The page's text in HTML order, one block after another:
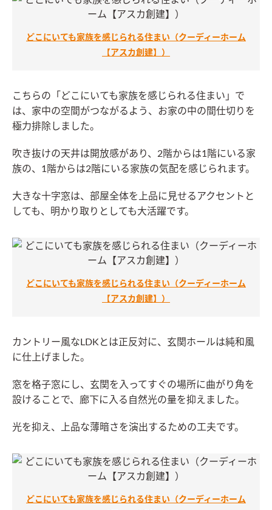
どこにいても家族を感じられる住まい（クーディーホーム
【アスカ創建】）
こちらの「どこにいても家族を感じられる住まい」で
は、家中の空間がつながるよう、お家の中の間仕切りを
極力排除しました。
吹き抜けの天井は開放感があり、2階からは1階にいる家
族の、1階からは2階にいる家族の気配を感じられます。
大きな十字窓は、部屋全体を上品に見せるアクセントと
しても、明かり取りとしても大活躍です。
どこにいても家族を感じられる住まい（クーディーホーム
【アスカ創建】）
カントリー風なLDKとは正反対に、玄関ホールは純和風
に仕上げました。
窓を格子窓にし、玄関を入ってすぐの場所に曲がり角を
設けることで、廊下に入る自然光の量を抑えました。
光を抑え、上品な薄暗さを演出するための工夫です。
どこにいても家族を感じられる住まい（クーディーホーム